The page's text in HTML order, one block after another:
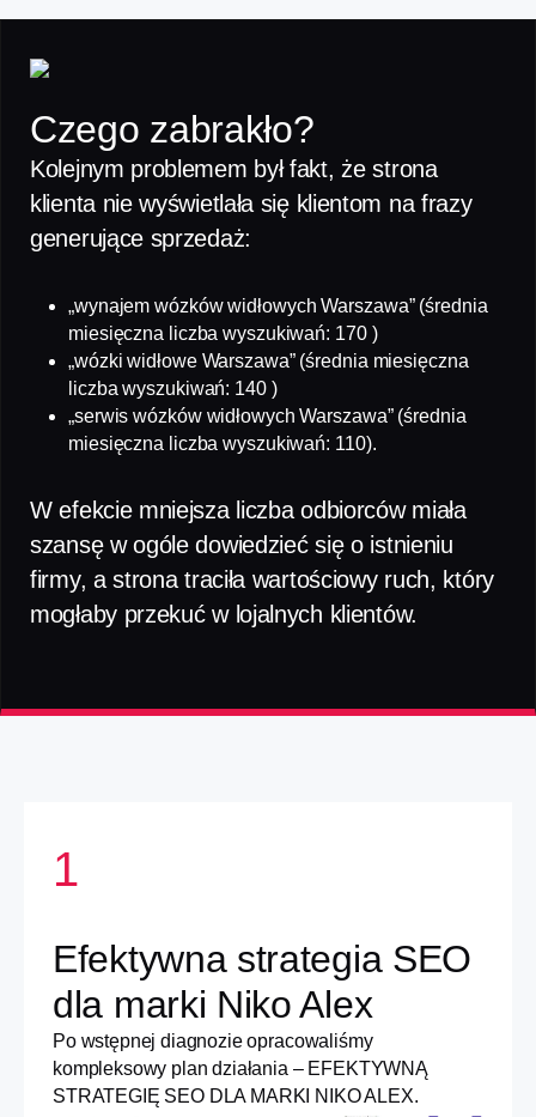
Czego zabrakło?
Kolejnym problemem był fakt, że strona
klienta nie wyświetlała się klientom na frazy
generujące sprzedaż:
„wynajem wózków widłowych Warszawa” (średnia
miesięczna liczba wyszukiwań: 170 )
„wózki widłowe Warszawa” (średnia miesięczna
liczba wyszukiwań: 140 )
„serwis wózków widłowych Warszawa” (średnia
miesięczna liczba wyszukiwań: 110).
W efekcie mniejsza liczba odbiorców miała
szansę w ogóle dowiedzieć się o istnieniu
firmy, a strona traciła wartościowy ruch, który
mogłaby przekuć w lojalnych klientów.
1
Efektywna strategia SEO
dla marki Niko Alex
Po wstępnej diagnozie opracowaliśmy
kompleksowy plan działania – EFEKTYWNĄ
STRATEGIĘ SEO DLA MARKI NIKO ALEX.